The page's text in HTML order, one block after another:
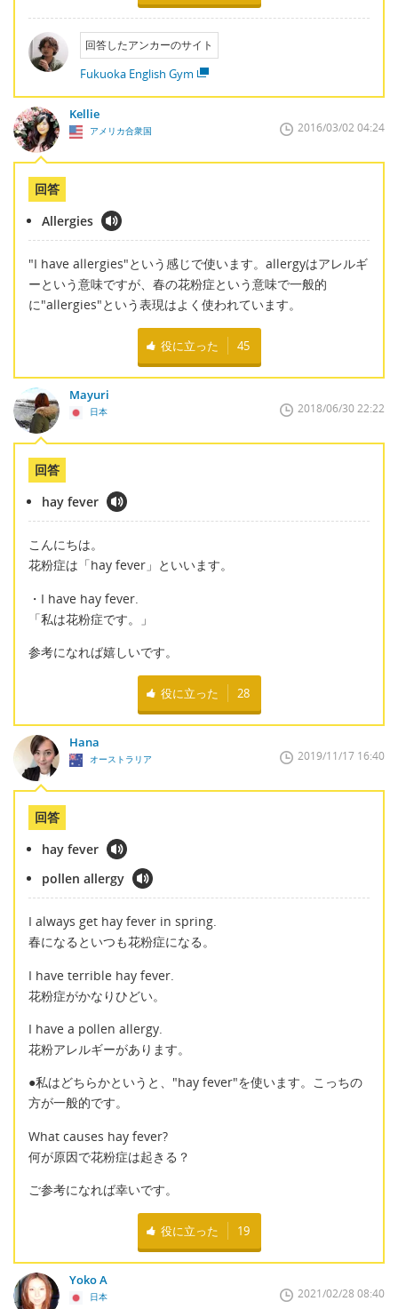
回答したアンカーのサイト
Fukuoka English Gym
Kellie
アメリカ合衆国 2016/03/02 04:24
回答
Allergies
"I have allergies"という感じで使います。allergyはアレルギ
ーという意味ですが、春の花粉症という意味で一般的
に"allergies"という表現はよく使われています。
役に立った 45
Mayuri
日本 2018/06/30 22:22
回答
hay fever
こんにちは。
花粉症は「hay fever」といいます。
・I have hay fever.
「私は花粉症です。」
参考になれば嬉しいです。
役に立った 28
Hana
オーストラリア 2019/11/17 16:40
回答
hay fever
pollen allergy
I always get hay fever in spring.
春になるといつも花粉症になる。
I have terrible hay fever.
花粉症がかなりひどい。
I have a pollen allergy.
花粉アレルギーがあります。
●私はどちらかというと、"hay fever"を使います。こっちの
方が一般的です。
What causes hay fever?
何が原因で花粉症は起きる？
ご参考になれば幸いです。
役に立った 19
Yoko A
日本 2021/02/28 08:40